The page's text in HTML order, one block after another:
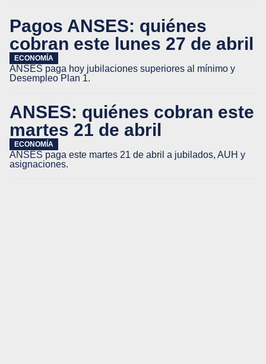
Pagos ANSES: quiénes
cobran este lunes 27 de abril
ECONOMÍA
ANSES paga hoy jubilaciones superiores al mínimo y
Desempleo Plan 1.
ANSES: quiénes cobran este
martes 21 de abril
ECONOMÍA
ANSES paga este martes 21 de abril a jubilados, AUH y
asignaciones.